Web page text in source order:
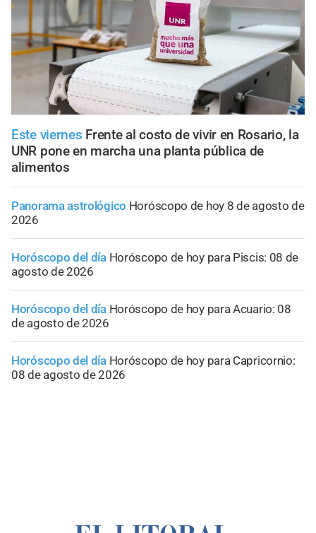
Este viernes Frente al costo de vivir en Rosario, la
UNR pone en marcha una planta pública de
alimentos
Panorama astrológico Horóscopo de hoy 8 de agosto de
2026
Horóscopo del día Horóscopo de hoy para Piscis: 08 de
agosto de 2026
Horóscopo del día Horóscopo de hoy para Acuario: 08
de agosto de 2026
Horóscopo del día Horóscopo de hoy para Capricornio:
08 de agosto de 2026